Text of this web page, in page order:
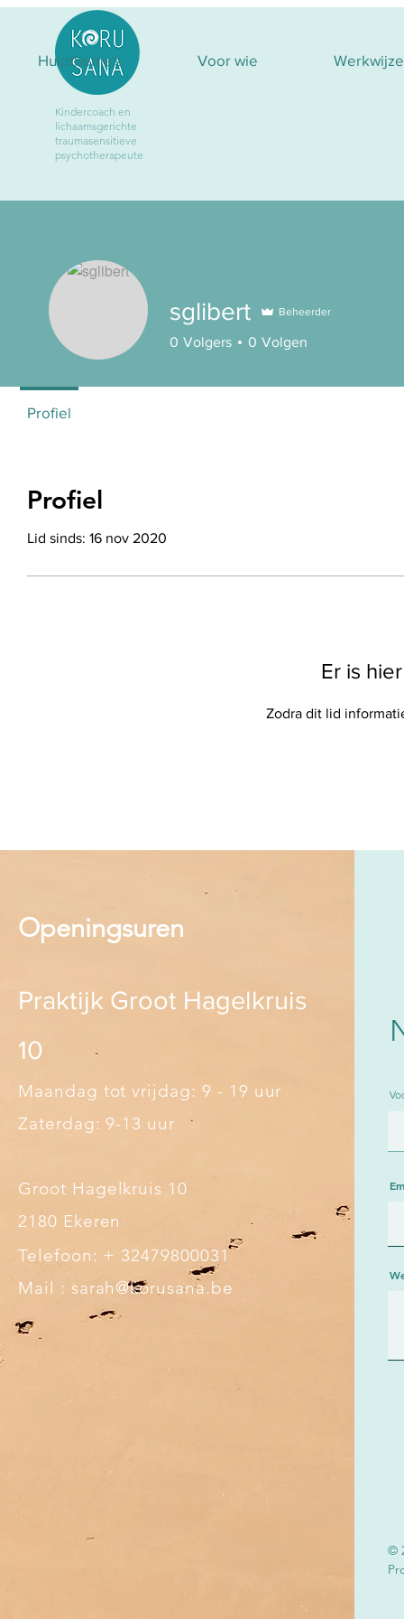
Kindercoach en
lichaamsgerichte
traumasensitieve
psychotherapeute
Hulpthema's Voor wie Werkwijze
Profiel
Lid sinds: 16 nov 2020
Er is
Zodra dit lid
sglibert Beheerder
0 Volgers 0 Volgen
Profiel
Openingsuren
Praktijk Groot Hagelkruis
10
Maandag tot vrijdag: 9 - 19 uur
Zaterdag: 9-13 uur
Groot Hagelkruis 10
2180 Ekeren
Telefoon: + 32479800031
Mail : sarah@korusana.be
©